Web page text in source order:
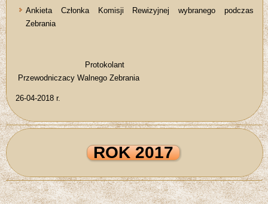
Ankieta Członka Komisji Rewizyjnej wybranego podczas
Zebrania
Protokolant
Przewodniczacy Walnego Zebrania
26-04-2018 r.
ROK 2017